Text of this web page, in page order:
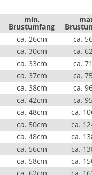
min.
Brustumfang
ca. 26cm
ca.
ca. 30cm
ca.
ca. 33cm
ca.
ca. 37cm
ca.
ca. 38cm
ca.
ca. 42cm
ca.
ca. 48cm
ca.
ca. 50cm
ca.
ca. 48cm
ca.
ca. 56cm
ca.
ca. 58cm
ca.